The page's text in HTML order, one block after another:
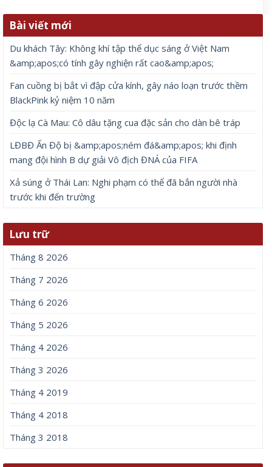
Bài viết mới
Du khách Tây: Không khí tập thể dục sáng ở Việt Nam
&amp;apos;có tính gây nghiện rất cao&amp;apos;
Fan cuồng bị bắt vì đập cửa kính, gây náo loạn trước thềm
BlackPink kỷ niệm 10 năm
Độc lạ Cà Mau: Cô dâu tặng cua đặc sản cho dàn bê tráp
LĐBĐ Ấn Độ bị &amp;apos;ném đá&amp;apos; khi định
mang đội hình B dự giải Vô địch ĐNÁ của FIFA
Xả súng ở Thái Lan: Nghi phạm có thể đã bắn người nhà
trước khi đến trường
Lưu trữ
Tháng 8 2026
Tháng 7 2026
Tháng 6 2026
Tháng 5 2026
Tháng 4 2026
Tháng 3 2026
Tháng 4 2019
Tháng 4 2018
Tháng 3 2018